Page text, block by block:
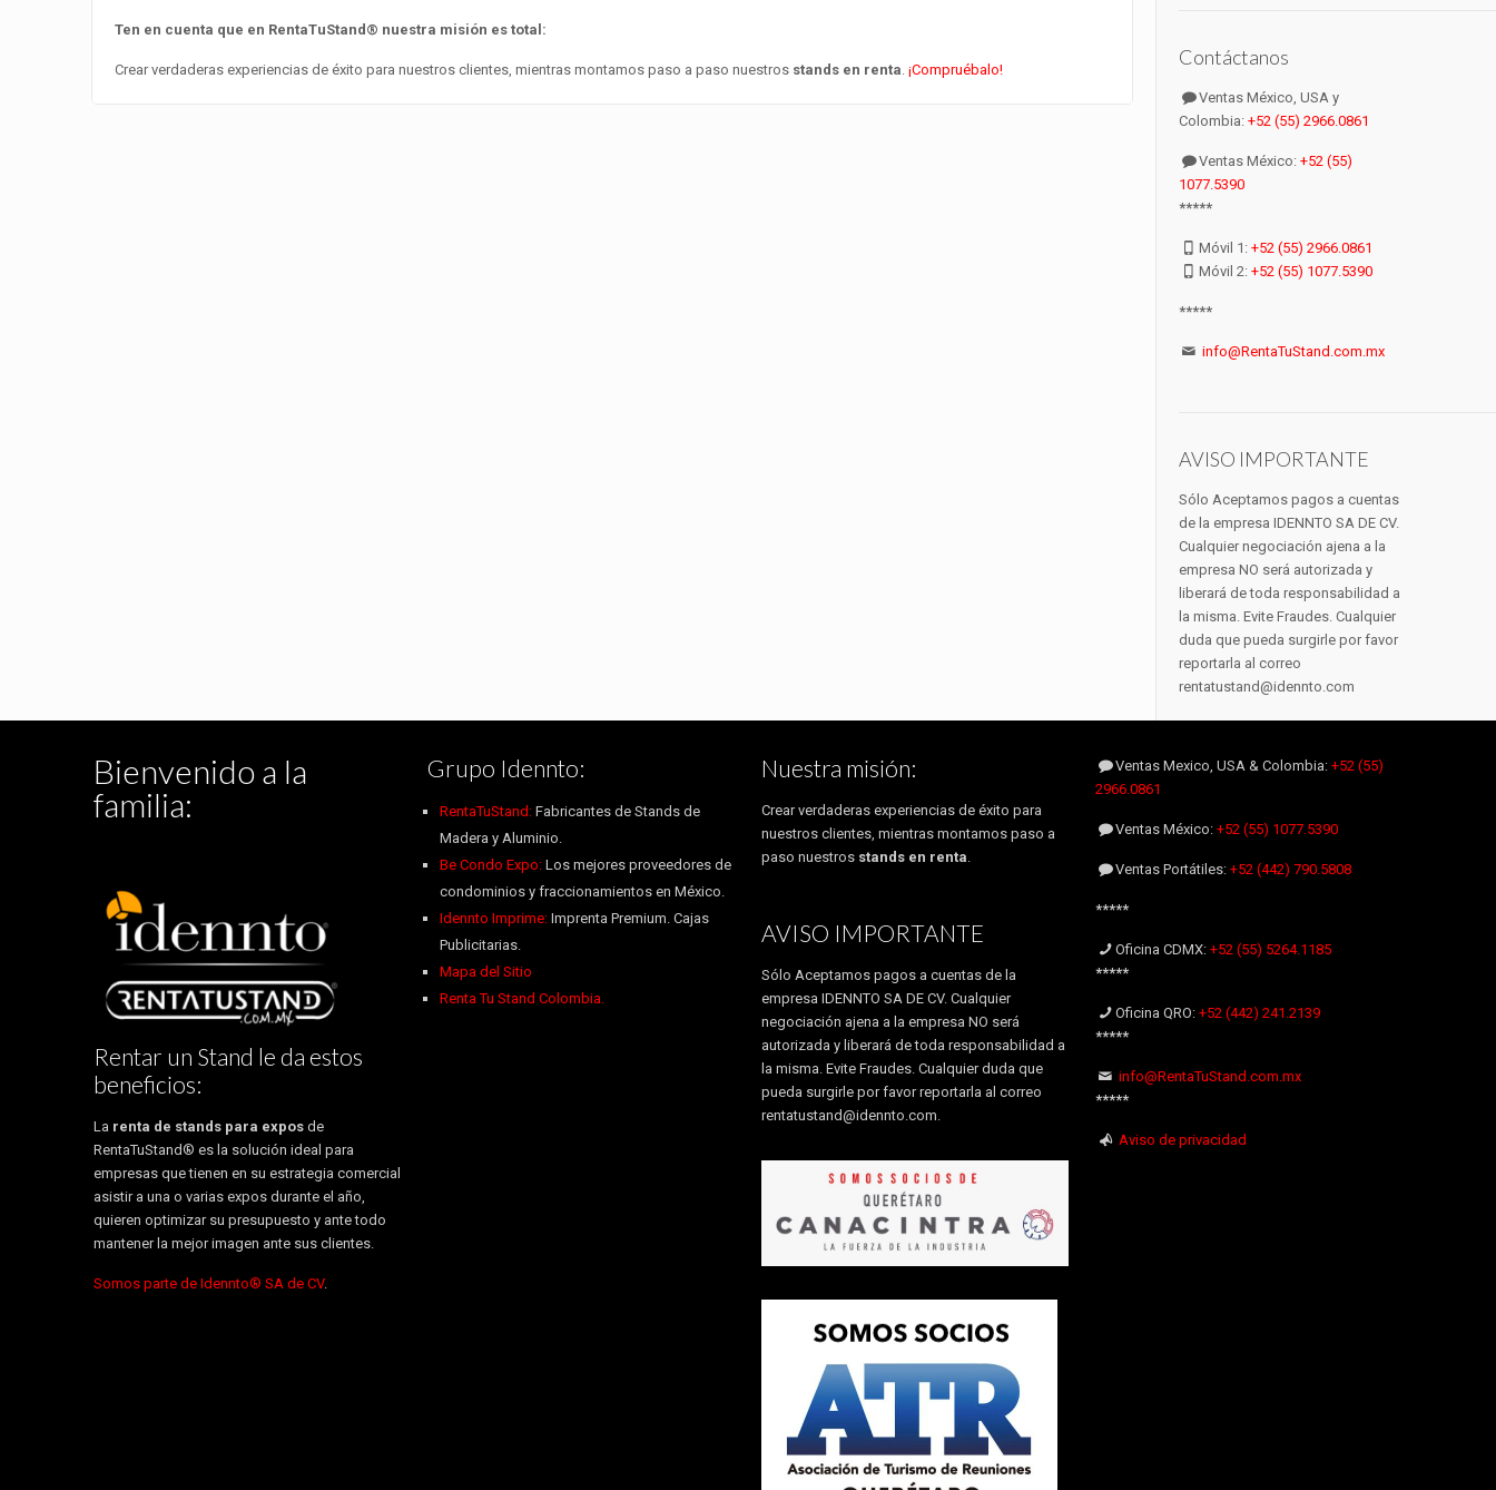
Ten en cuenta que en RentaTuStand® nuestra misión es total:
Crear verdaderas experiencias de éxito para nuestros clientes, mientras montamos paso a paso nuestros stands en renta. ¡Compruébalo!
Contáctanos
Ventas México, USA y
Colombia: +52 (55) 2966.0861
Ventas México:+52 (55)
1077.5390
*****
Móvil 1:+52 (55) 2966.0861
Móvil 2:+52 (55) 1077.5390
*****
info@RentaTuStand.com.mx
AVISO IMPORTANTE
Sólo Aceptamos pagos a cuentas
de la empresa IDENNTO SA DE CV.
Cualquier negociación ajena a la
empresa NO será autorizada y
liberará de toda responsabilidad a
la misma. Evite Fraudes. Cualquier
duda que pueda surgirle por favor
reportarla al correo
rentatustand@idennto.com
Bienvenido a la
familia:
Rentar un Stand le da estos
beneficios:
La renta de stands para expos de
RentaTuStand® es la solución ideal para
empresas que tienen en su estrategia comercial
asistir a una o varias expos durante el año,
quieren optimizar su presupuesto y ante todo
mantener la mejor imagen ante sus clientes.
Somos parte de Idennto® SA de CV.
Grupo Idennto:
RentaTuStand:Fabricantes de Stands de
Madera y Aluminio.
Be Condo Expo: Los mejores proveedores de
condominios y fraccionamientos en México.
Idennto Imprime:Imprenta Premium. Cajas
Publicitarias.
Mapa del Sitio
Renta Tu Stand Colombia.
Nuestra misión:
Crear verdaderas experiencias de éxito para
nuestros clientes, mientras montamos paso a
paso nuestros stands en renta
AVISO IMPORTANTE
Sólo Aceptamos pagos a cuentas de la
empresa IDENNTO SA DE CV. Cualquier
negociación ajena a la empresa NO será
autorizada y liberará de toda responsabilidad a
la misma. Evite Fraudes. Cualquier duda que
pueda surgirle por favor reportarla al correo
rentatustand@idennto.com
Ventas Mexico, USA & Colombia:+52 (55)
2966.0861
Ventas México:+52 (55) 1077.5390
Ventas Portátiles:+52 (442) 790.5808
*****
Oficina CDMX:+52 (55) 5264.1185
*****
Oficina QRO:+52 (442) 241.2139
*****
info@RentaTuStand.com.mx
*****
Aviso de privacidad